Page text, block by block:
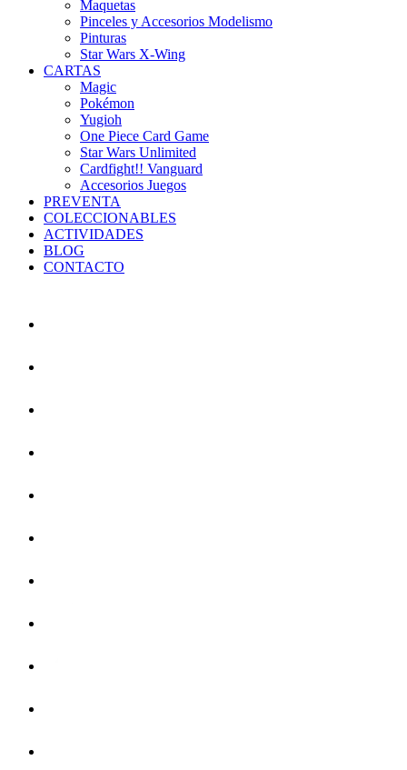
Maquetas
Pinceles y Accesorios Modelismo
Pinturas
Star Wars X-Wing
CARTAS
Magic
Pokémon
Yugioh
One Piece Card Game
Star Wars Unlimited
Cardfight!! Vanguard
Accesorios Juegos
PREVENTA
COLECCIONABLES
ACTIVIDADES
BLOG
CONTACTO